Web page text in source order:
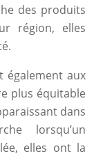
des produits
région, elles
également aux
plus équitable
dans
lorsqu’un
elles ont la